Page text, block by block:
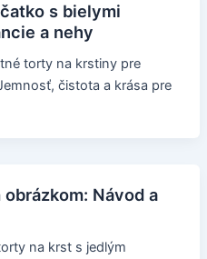
s bielymi
a nehy
torty na krstiny pre
čistota a krása pre
Návod a
na krst s jedlým